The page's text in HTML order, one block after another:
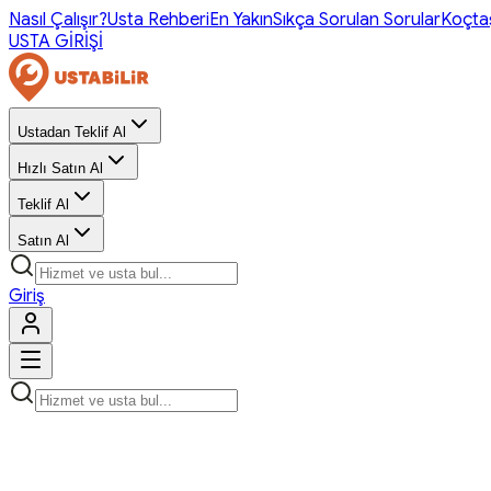
Nasıl Çalışır?Usta RehberiEn YakınSıkça Sorulan Sorular
USTA GİRİŞİ
Ustadan Teklif Al
Hızlı Satın Al
Teklif Al
Satın Al
Giriş